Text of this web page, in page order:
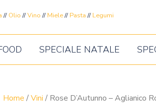
// Olio //Vino // Miele// Pasta // Legumi
SPECIALE NATALE
Home /Vini / Rose D’Autunno – Aglianico